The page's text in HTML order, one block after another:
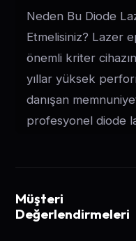
Neden Bu Diode
Etmelisiniz? Lazer
önemli kriter
yıllar yüksek
danışan
profesyonel diode
kaldıran güvenli
salonunuzun
Müşteri
Değerlendirmeleri